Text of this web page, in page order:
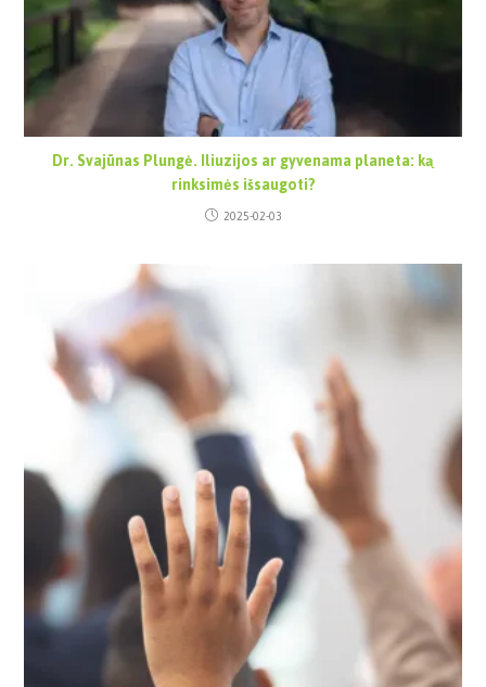
Dr. Svajūnas Plungė. Iliuzijos ar gyvenama planeta: ką
rinksimės išsaugoti?
2025-02-03